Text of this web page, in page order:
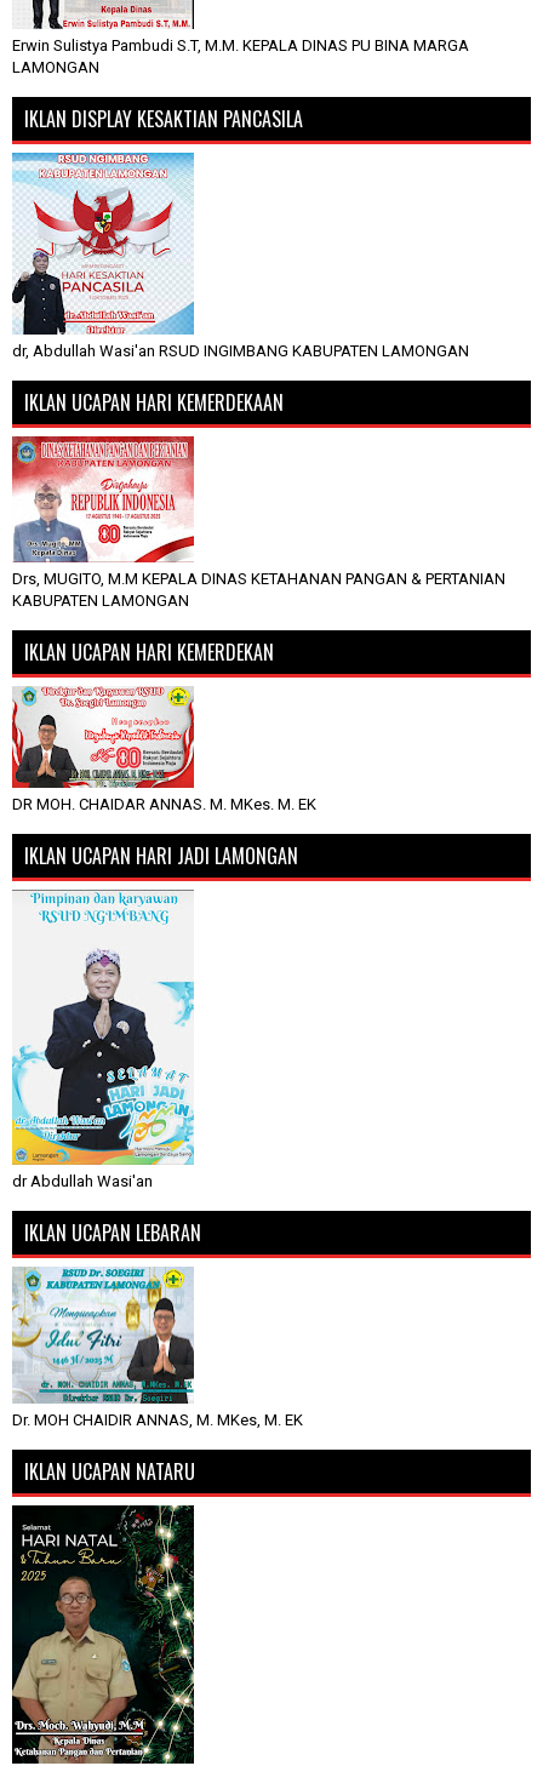
Erwin Sulistya Pambudi S.T, M.M. KEPALA DINAS PU BINA MARGA
LAMONGAN
IKLAN DISPLAY KESAKTIAN PANCASILA
dr, Abdullah Wasi'an RSUD INGIMBANG KABUPATEN LAMONGAN
IKLAN UCAPAN HARI KEMERDEKAAN
Drs, MUGITO, M.M KEPALA DINAS KETAHANAN PANGAN & PERTANIAN
KABUPATEN LAMONGAN
IKLAN UCAPAN HARI KEMERDEKAN
DR MOH. CHAIDAR ANNAS. M. MKes. M. EK
IKLAN UCAPAN HARI JADI LAMONGAN
dr Abdullah Wasi'an
IKLAN UCAPAN LEBARAN
Dr. MOH CHAIDIR ANNAS, M. MKes, M. EK
IKLAN UCAPAN NATARU